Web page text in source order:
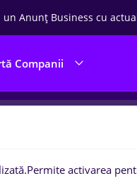
un Anunț Business cu
Companii
locuri de munca
Permite activarea